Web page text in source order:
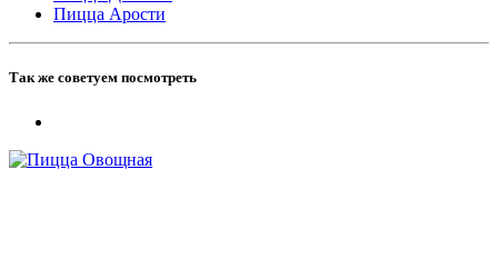
Пицца Арости
Так же советуем посмотреть